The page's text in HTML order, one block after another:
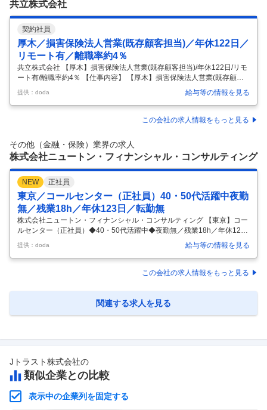
【職種】…
共立株式会社
契約社員
厚木／損害保険法人営業(既存顧客担当)／年休122日／
リモート有／離職率約4％
共立株式会社 【厚木】損害保険法人営業(既存顧客担当)/年休122日/リモ
ート有/離職率約4％ 【仕事内容】 【厚木】損害保険法人営業(既存顧客
担当)/年休122日/リモート有/離職率約4％ 【具体的な仕事内容】 【創業1
15年／既存顧客担当／顧客に深く向き合う法人営業／リモート可/セカン
ドキャリア歓迎】 ■ミッション 既存顧客への満期対応や契約管理をベー
スに、顧客の事業リスクや経営課題に応じた追加提案を行い、長期的な
たコンサルティブな営業スタイルが特徴です。 またじっくりとお客様と
向き合える営業職となります。 ■仕事内容 〇既存
提供：doda 給与等の情報を見る
この会社の求人情報をもっと見る
その他（金融・保険）業界の求人
株式会社ニュートン・フィナンシャル・コンサルティング
NEW 正社員
東京／コールセンター（正社員）40・50代活躍中夜勤
無／残業18h／年休123日／転勤無
株式会社ニュートン・フィナンシャル・コンサルティング 【東京】コー
ルセンター（正社員）◆40・50代活躍中◆夜勤無／残業18h／年休123
日／転勤無 【仕事内容】 【東京】コールセンター（正社員）◆40・50
代活躍中◆夜勤無／残業18h／年休123日／転勤無 【具体的な仕事内
容】 【業界・職種未経験歓迎/学歴社歴不問/正社員/研修体制キャリアパ
ス豊富】 ◆こんな方におすすめ◆ 未経験からスタートを切った仲間がた
識や経験を積むことに面白みを感じる方 ・人と話すのが好きな方 ・日々
の積み重ねを大切にできる方 ■ポジションの魅力：
提供：doda 給与等の情報を見る
この会社の求人情報をもっと見る
関連する求人を見る
Jトラスト株式会社の
類似企業との比較
表示中の企業列を固定する